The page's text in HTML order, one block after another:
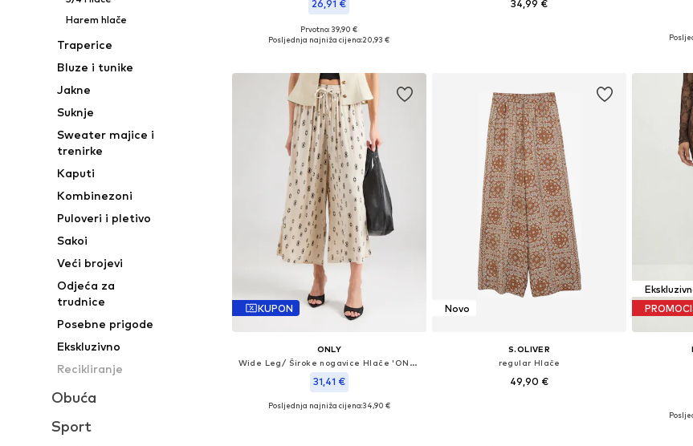
Harem hlače
Traperice
Bluze i tunike
Jakne
Suknje
Sweater majice i
trenirke
Kaputi
Kombinezoni
Puloveri i pletivo
Sakoi
Veći brojevi
Odjeća za
trudnice
Posebne prigode
Ekskluzivno
Recikliranje
Obuća
Sport
26,91 €
Dostupne veličine: 34, 36, 38, 40, 42
Prvotno: 39,90 €
Posljednja najniža cijena:20,93 €
34,99 €
KUPON
ONLY
Wide Leg/ Široke nogavice Hlače 'ONLCIKKA'
31,41 €
Dostupne veličine: 34, 36, 38, 40, 42
Posljednja najniža cijena:34,90 €
Novo
S.OLIVER
regular Hlače
49,90 €